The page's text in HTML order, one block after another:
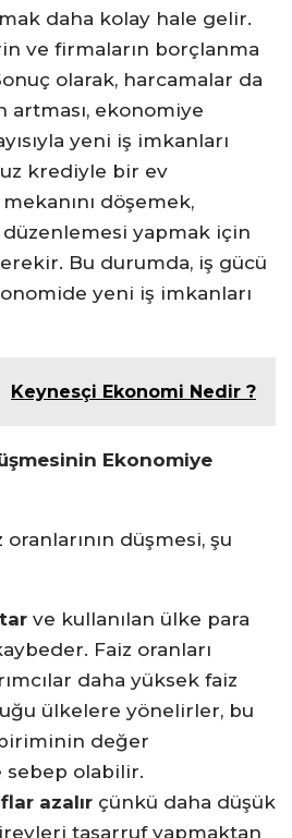
daha kolay hale gelir.
ve firmaların borçlanma
olarak, harcamalar da
artması, ekonomiye
yeni iş imkanları
krediyle bir ev
mekanını döşemek,
yapmak için
Bu durumda, iş gücü
yeni iş imkanları
Keynesçi Ekonomi Nedir ?
Ekonomiye
düşmesi, şu
ve kullanılan ülke para
Faiz oranları
daha yüksek faiz
ülkelere yönelirler, bu
değer
sebep olabilir.
azalır çünkü daha düşük
tasarruf yapmaktan